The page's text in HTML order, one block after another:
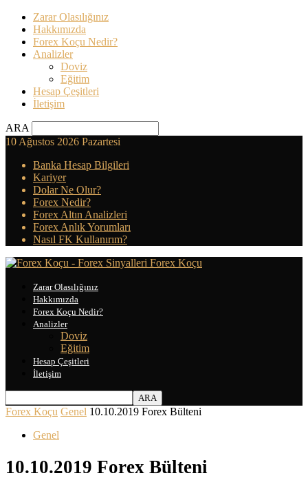
Zarar Olasılığınız
Hakkımızda
Forex Koçu Nedir?
Analizler
Doviz
Eğitim
Hesap Çeşitleri
İletişim
ARA
10 Ağustos 2026 Pazartesi
Banka Hesap Bilgileri
Kariyer
Dolar Ne Olur?
Forex Nedir?
Forex Altın Analizleri
Forex Anlık Yorumları
Nasıl FK Kullanırım?
Forex Koçu
Zarar Olasılığınız
Hakkımızda
Forex Koçu Nedir?
Analizler
Doviz
Eğitim
Hesap Çeşitleri
İletişim
Forex Koçu Genel 10.10.2019 Forex Bülteni
Genel
10.10.2019 Forex Bülteni